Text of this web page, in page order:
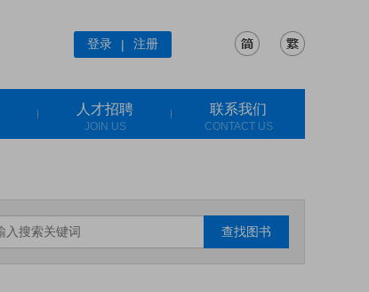
登录 | 注册
人才招聘
JOIN US
联系我们
CONTACT US
查找图书